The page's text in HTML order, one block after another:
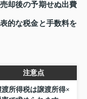
却後の予期せぬ出費
的な税金と手数料を
注意点
渡所得税は譲渡所得×